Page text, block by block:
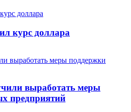
курс доллара
выработать меры
предприятий